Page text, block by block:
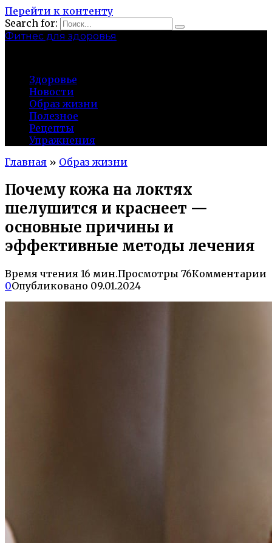
Перейти к контенту
Search for:
Фитнес для здоровья
Здоровье
Новости
Образ жизни
Полезное
Рецепты
Упражнения
Главная » Образ жизни
Почему кожа на локтях
шелушится и краснеет —
основные причины и
эффективные методы лечения
Время чтения 16 мин.Просмотры 76Комментарии
0Опубликовано 09.01.2024